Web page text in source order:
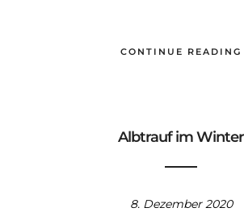
CONTINUE READING
Albtrauf im Winter
8. Dezember 2020